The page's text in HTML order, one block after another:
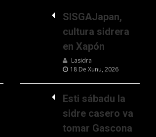
SISGAJapan,
cultura sidrera
en Xapón
Lasidra
18 De Xunu, 2026
Esti sábadu la
sidre casero va
tomar Gascona